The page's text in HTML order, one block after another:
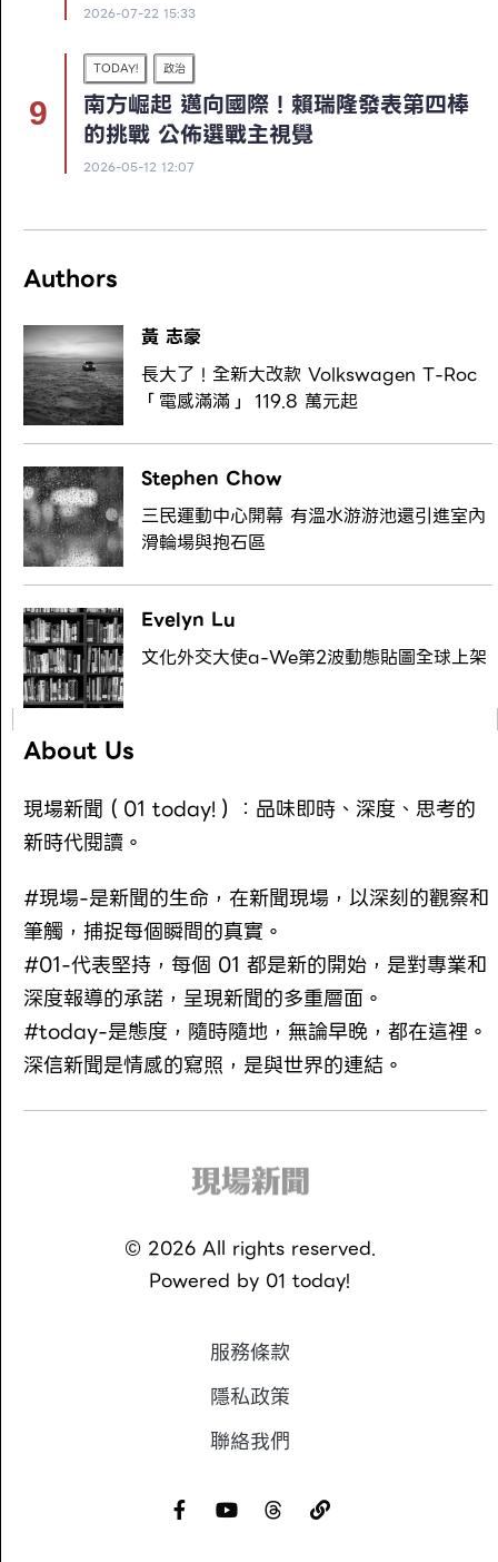
2026-07-22 15:33
TODAY! 政治
南方崛起 邁向國際！賴瑞隆發表第四棒
的挑戰 公佈選戰主視覺
2026-05-12 12:07
Authors
黃 志豪
長大了！全新大改款 Volkswagen T-Roc
「電感滿滿」 119.8 萬元起
Stephen Chow
三民運動中心開幕 有溫水游游池還引進室內
滑輪場與抱石區
Evelyn Lu
文化外交大使a-We第2波動態貼圖全球上架
About Us
現場新聞（01 today!）：品味即時、深度、思考的
新時代閱讀。
#現場-是新聞的生命，在新聞現場，以深刻的觀察和
筆觸，捕捉每個瞬間的真實。
#01-代表堅持，每個 01 都是新的開始，是對專業和
深度報導的承諾，呈現新聞的多重層面。
#today-是態度，隨時隨地，無論早晚，都在這裡。
深信新聞是情感的寫照，是與世界的連結。
© 2026All rights reserved.
Powered by 01 today!
服務條款
隱私政策
聯絡我們